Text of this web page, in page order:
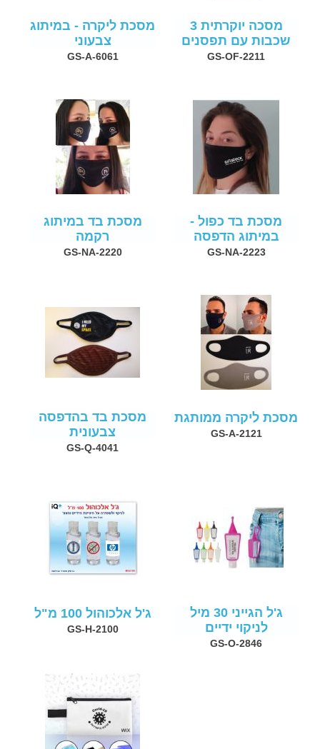
מסכה יוקרתית 3
שכבות עם תפסנים
GS-OF-2211
מסכת ליקרה - במיתוג
צבעוני
GS-A-6061
מסכת בד כפול -
במיתוג הדפסה
GS-NA-2223
מסכת בד במיתוג
רקמה
GS-NA-2220
מסכת ליקרה ממותגת
GS-A-2121
מסכת בד בהדפסה
צבעונית
GS-Q-4041
ג'ל הגייני 30 מיל
לניקוי ידיים
GS-O-2846
ג'ל אלכוהול 100 מ"ל
GS-H-2100